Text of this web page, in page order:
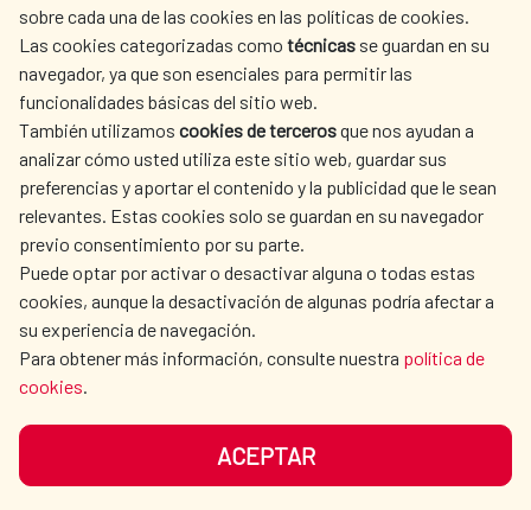
sobre cada una de las cookies en las políticas de cookies.
Las cookies categorizadas como técnicas se guardan en su
navegador, ya que son esenciales para permitir las
funcionalidades básicas del sitio web.
También utilizamos cookies de tercerosque nos ayudan a
analizar cómo usted utiliza este sitio web, guardar sus
preferencias y aportar el contenido y la publicidad que le sean
relevantes. Estas cookies solo se guardan en su navegador
previo consentimiento por su parte.
Puede optar por activar o desactivar alguna o todas estas
cookies, aunque la desactivación de algunas podría afectar a
su experiencia de navegación.
Para obtener más información, consulte nuestra política de
cookies.
ACEPTAR
AECID
WHERE DO WE COOPERATE?
SPANISH HUMANITARIAN
ACTION
PRESS ROOM
CULTURE AND SCIENCE LIBRARY
OUR SOCIAL MEDIA
DATA PROTECTION